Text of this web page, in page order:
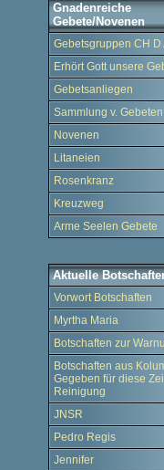
Gnadenreiche
Gebete/Novenen
Gebetsgruppen CH D
Erhört Gott unsere
Gebetsanliegen
Sammlung v. Gebeten
Novenen
Litaneien
Rosenkranz
Kreuzweg
Arme Seelen Gebete
Aktuelle
Vorwort Botschaften
Myrtha Maria
Botschaften zur
Botschaften aus
Gegeben für diese
Reinigung
JNSR
Pedro Regis
Jennifer